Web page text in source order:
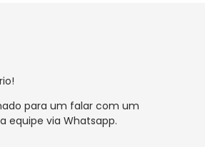
para um falar com um
equipe via Whatsapp.